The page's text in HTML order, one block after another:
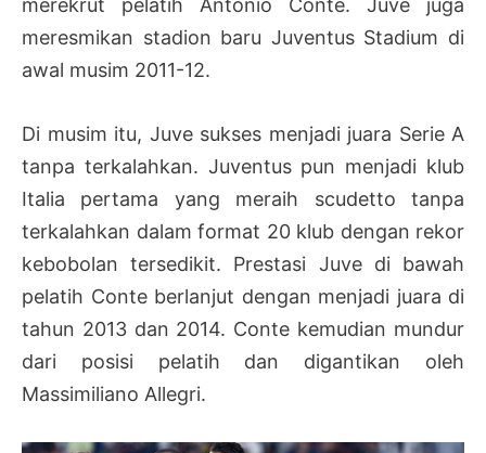
merekrut pelatih Antonio Conte. Juve juga
meresmikan stadion baru Juventus Stadium di
awal musim 2011-12.
Di musim itu, Juve sukses menjadi juara Serie A
tanpa terkalahkan. Juventus pun menjadi klub
Italia pertama yang meraih scudetto tanpa
terkalahkan dalam format 20 klub dengan rekor
kebobolan tersedikit. Prestasi Juve di bawah
pelatih Conte berlanjut dengan menjadi juara di
tahun 2013 dan 2014. Conte kemudian mundur
dari posisi pelatih dan digantikan oleh
Massimiliano Allegri.